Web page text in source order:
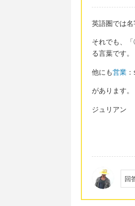
英語圏では
それでも、
る言葉です。
他にも営業
があります。
ジュリアン
回